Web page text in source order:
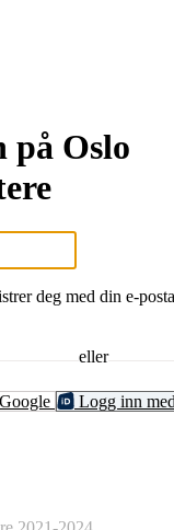
på Oslo
deg med din e-
eller
Logg inn